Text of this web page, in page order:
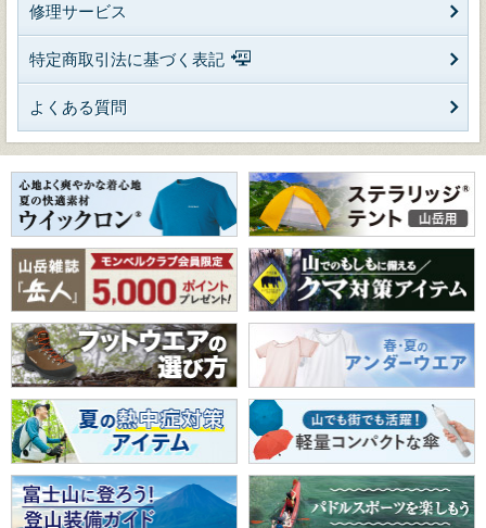
修理サービス
特定商取引法に基づく表記
よくある質問